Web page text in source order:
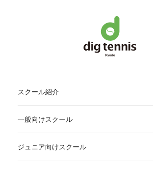
スクール紹介
一般向けスクール
ジュニア向けスクール